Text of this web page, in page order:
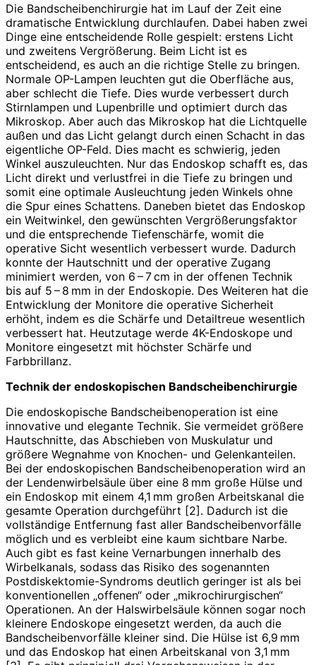
Die Bandscheibenchirurgie hat im Lauf der Zeit eine
dramatische Entwicklung durchlaufen. Dabei haben zwei
Dinge eine entscheidende Rolle gespielt: erstens Licht
und zweitens Vergrößerung. Beim Licht ist es
entscheidend, es auch an die richtige Stelle zu bringen.
Normale OP-Lampen leuchten gut die Oberfläche aus,
aber schlecht die Tiefe. Dies wurde verbessert durch
Stirnlampen und Lupenbrille und optimiert durch das
Mikroskop. Aber auch das Mikroskop hat die Lichtquelle
außen und das Licht gelangt durch einen Schacht in das
eigentliche OP-Feld. Dies macht es schwierig, jeden
Winkel auszuleuchten. Nur das Endoskop schafft es, das
Licht direkt und verlustfrei in die Tiefe zu bringen und
somit eine optimale Ausleuchtung jeden Winkels ohne
die Spur eines Schattens. Daneben bietet das Endoskop
ein Weitwinkel, den gewünschten Vergrößerungsfaktor
und die entsprechende Tiefenschärfe, womit die
operative Sicht wesentlich verbessert wurde. Dadurch
konnte der Hautschnitt und der operative Zugang
minimiert werden, von 6 – 7 cm in der ­offenen Technik
bis auf 5 – 8 mm in der Endoskopie. Des Weiteren hat die
Entwicklung der Monitore die operative Sicherheit
erhöht, indem es die Schärfe und Detailtreue wesentlich
verbessert hat. Heutzutage werde 4K-Endoskope und
Monitore eingesetzt mit höchster Schärfe und
Farbbrillanz.
Technik der endoskopischen Bandscheibenchirurgie
Die endoskopische Bandscheibenoperation ist eine
innovative und elegante Technik. Sie vermeidet größere
Hautschnitte, das Abschieben von Muskulatur und
größere Wegnahme von Knochen- und Gelenkanteilen.
Bei der endo­skopischen Bandscheibenoperation wird an
der Lendenwirbelsäule über eine 8 mm große Hülse und
ein Endoskop mit einem 4,1 mm großen Arbeitskanal die
gesamte Operation durchgeführt [2]. Dadurch ist die
vollständige Entfernung fast aller Bandscheibenvorfälle
möglich und es verbleibt eine kaum sichtbare Narbe.
Auch gibt es fast keine Vernarbungen innerhalb des
Wirbelkanals, sodass das Risiko des sogenannten
Postdiskektomie-Syndroms deutlich geringer ist als bei
konventionellen „offenen“ oder „mikrochirurgischen“
Operationen. An der Halswirbelsäule können sogar noch
kleinere Endoskope eingesetzt werden, da auch die
Bandscheibenvorfälle kleiner sind. Die Hülse ist 6,9 mm
und das Endoskop hat einen Arbeitskanal von 3,1 mm